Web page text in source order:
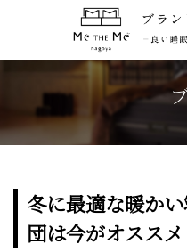
冬に最適な暖か
団は今がオススメ
トップページ
アクセス